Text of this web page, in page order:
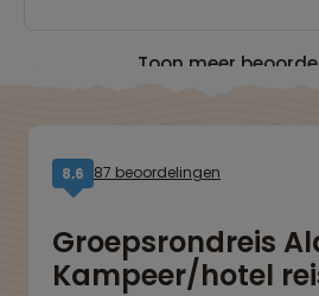
Toon meer
8,6 87 beoordelingen
Groepsrondreis
Kampeer/hotel